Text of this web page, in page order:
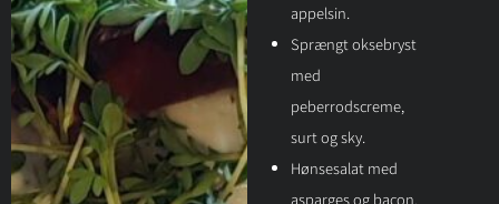
appelsin.
Sprængt oksebryst
med
peberrodscreme,
surt og sky.
Hønsesalat med
asparges og bacon.